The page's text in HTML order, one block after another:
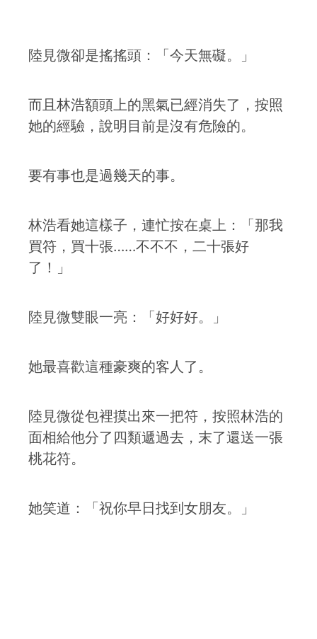
陸見微卻是搖搖頭：「今天無礙。」
而且林浩額頭上的黑氣已經消失了，按照
她的經驗，說明目前是沒有危險的。
要有事也是過幾天的事。
林浩看她這樣子，連忙按在桌上：「那我
買符，買十張……不不不，二十張好
了！」
陸見微雙眼一亮：「好好好。」
她最喜歡這種豪爽的客人了。
陸見微從包裡摸出來一把符，按照林浩的
面相給他分了四類遞過去，末了還送一張
桃花符。
她笑道：「祝你早日找到女朋友。」